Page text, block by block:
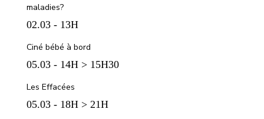
maladies?
02.03 - 13H
Ciné bébé à bord
05.03 - 14H > 15H30
Les Effacées
05.03 - 18H > 21H